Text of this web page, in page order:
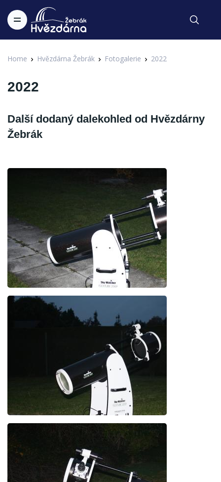
Home Hvězdárna Žebrák Fotogalerie 2022
2022
Další dodaný dalekohled od Hvězdárny
Žebrák